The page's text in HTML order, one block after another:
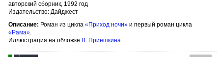
авторский сборник, 1992 год
Издательство: Дайджест
Описание: Роман из цикла «Приход ночи» и первый роман цикла
«Рама».
Иллюстрация на обложке В. Приешкина.